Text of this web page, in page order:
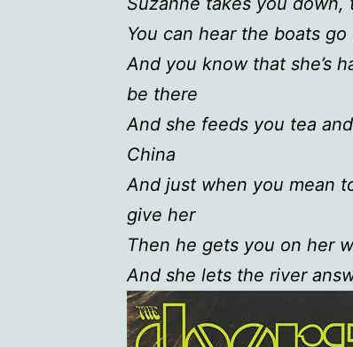
You can hear the boats
And you know that she’s
be there
And she feeds you tea
China
And just when you mean
give her
Then he gets you on her
And she lets the river